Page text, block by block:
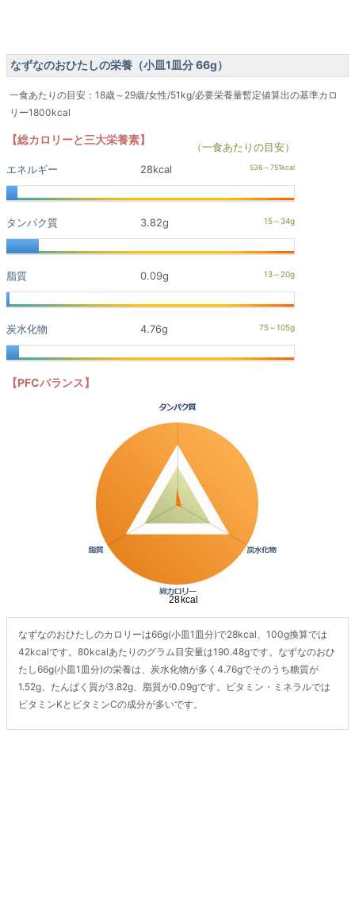
なずなのおひたしの栄養（小皿1皿分 66g）
一食あたりの目安：18歳～29歳/女性/51kg/必要栄養量暫定値算出の基準カロ
リー1800kcal
【総カロリーと三大栄養素】
（一食あたりの目安）
エネルギー
28kcal
タンパク質 3.82g
脂質 0.09g
炭水化物 4.76g
【PFCバランス】
なずなのおひたしのカロリーは66g(小皿1皿分)で28kcal、100g換算では
42kcalです。80kcalあたりのグラム目安量は190.48gです。なずなのおひ
たし66g(小皿1皿分)の栄養は、炭水化物が多く4.76gでそのうち糖質が
1.52g、たんぱく質が3.82g、脂質が0.09gです。ビタミン・ミネラルでは
ビタミンKとビタミンCの成分が多いです。